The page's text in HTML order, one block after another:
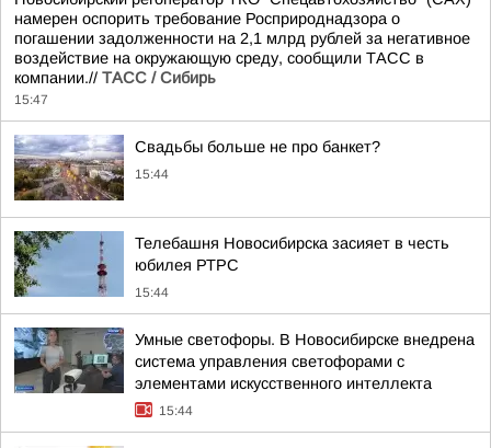
намерен оспорить требование Росприроднадзора о
погашении задолженности на 2,1 млрд рублей за негативное
воздействие на окружающую среду, сообщили ТАСС в
компании.// ТАСС / Сибирь
15:47
Свадьбы больше не про банкет?
15:44
Телебашня Новосибирска засияет в честь
юбилея РТРС
15:44
Умные светофоры. В Новосибирске внедрена
система управления светофорами с
элементами искусственного интеллекта
15:44